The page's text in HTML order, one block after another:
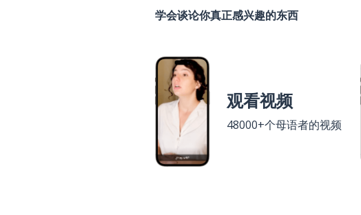
学会谈论你真正感兴趣的东西
观看视频
48000+个母语者的视频